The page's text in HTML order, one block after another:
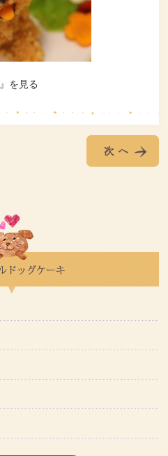
』を見る